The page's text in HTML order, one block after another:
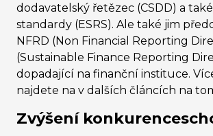
dodavatelský řetězec (CSDD) a
standardy (ESRS). Ale také jim
NFRD (Non Financial Reporting
(Sustainable Finance Reporting
dopadající na finanční instituce.
najdete na v dalších článcích na
Zvýšení